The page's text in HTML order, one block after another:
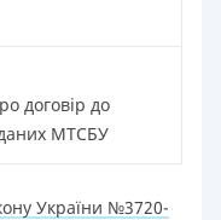
договір до
даних МТСБУ
України №3720-